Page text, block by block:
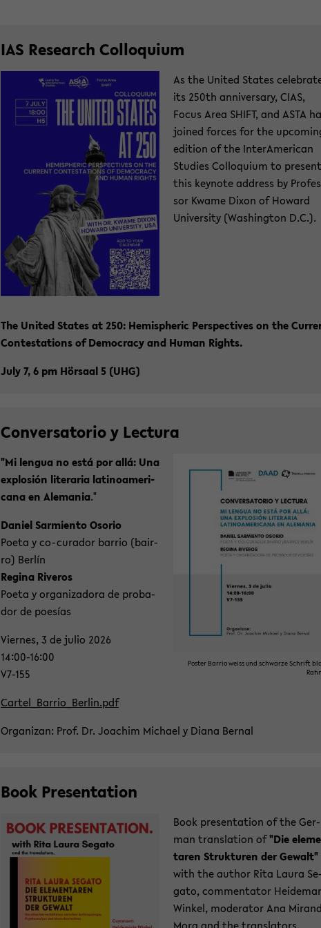
IAS Re­se­arch Col­lo­qui­um
As the United Sta­tes
its 250th an­ni­versa­ry, CIAS,
Focus Area SHIFT, and ASTA
joi­ned for­ces for the
edi­ti­on of the In­ter­Ame­ri­can
Stu­dies Col­lo­qui­um to pre­sent
this key­note ad­dress by
sor Kwame Dixon of Howard
Uni­ver­si­ty (Wa­shing­ton D.C.).
The United Sta­tes at 250: He­mi­s­phe­ric Per­spec­ti­ves on the
Con­te­sta­ti­ons of De­mo­cra­cy and Human Rights.
July 7, 6 pm Hör­saal 5 (UHG)
Con­ver­sa­to­rio y Lec­tu­ra
Pos­ter Bar­rio weiss und schwar­ze Schrift
"Mi len­gua no está por allá: Una
ex­plo­sión li­te­ra­ria la­ti­no­ame­ri­
ca­na en Ale­ma­nia."
Da­ni­el Sar­mi­en­to Oso­rio
Poeta y co-​curador bar­rio (bair­
ro) Berlín
Re­gi­na Ri­ver­os
Poeta y or­ga­niz­ado­ra de pro­ba­
dor de poesías
Vier­nes, 3 de julio 2026
14:00-16:00
V7-​155
Car­tel_Bar­ri­o_Ber­lin.pdf
Or­ga­ni­z­an: Prof. Dr. Joa­chim Mi­cha­el y Diana Ber­nal
Book Pre­sen­ta­ti­on
Book pre­sen­ta­ti­on of the Ger­
man trans­la­ti­on of"Die
ta­ren Struk­tu­ren der Ge­walt"
with the author Rita Laura
ga­to, com­men­ta­tor
Win­kel, mo­de­ra­tor Ana
Mora and the trans­la­tors.